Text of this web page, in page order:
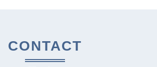
CONTACT